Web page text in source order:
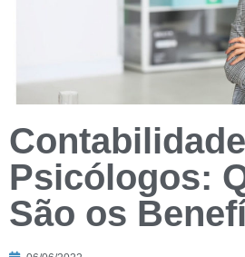
Psicólogos:
São os